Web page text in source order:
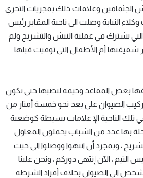
وعلاقات ذلك بمجريات التحري
النيابة وصلت الى ناحية المقابر رئيس
تشترك في عملية النبش والتشريح ولم
شقيقتها أم الأطفال التي توفيت قبلها
بعض المقاعد وخيمة لنصبها حتى تكون
الصيوان على بعد نحو خمسة أمتار من
تلك الناحية الإ علامات بسيطة كوضعية
بها عدد من الشباب يحملون المعاول
، وبمجرد أن انتهوا ووصلوا الى حيث
، الآن إنتهى دوركم ، ونحن علينا
الى الصيوان بخلاف أفراد الشرطة